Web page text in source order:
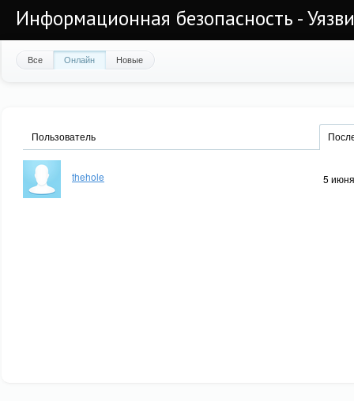
Информационная безопасность -
Все Онлайн Новые
Пользователь
thehole 5